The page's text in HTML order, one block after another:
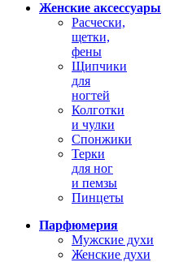
Женские аксессуары
Расчески,
щетки,
фены
Щипчики
для
ногтей
Колготки
и чулки
Спонжики
Терки
для ног
и пемзы
Пинцеты
Парфюмерия
Мужские духи
Женские духи